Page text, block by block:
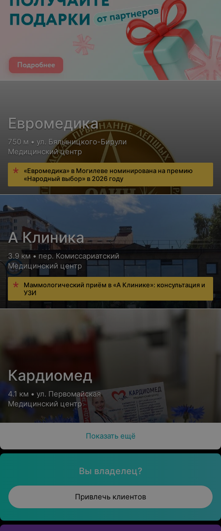
Евромедика
750 м • ул. Бялыницкого-Бирули
Медицинский центр
«Евромедика» в Могилеве номинирована на премию
«Народный выбор» в 2026 году
А Клиника
3.9 км • пер. Комиссариатский
Медицинский центр
Маммологический приём в «А Клинике»: консультация и
УЗИ
Кардиомед
4.1 км • ул. Первомайская
Медицинский центр
Показать ещё
Вы владелец?
Привлечь клиентов